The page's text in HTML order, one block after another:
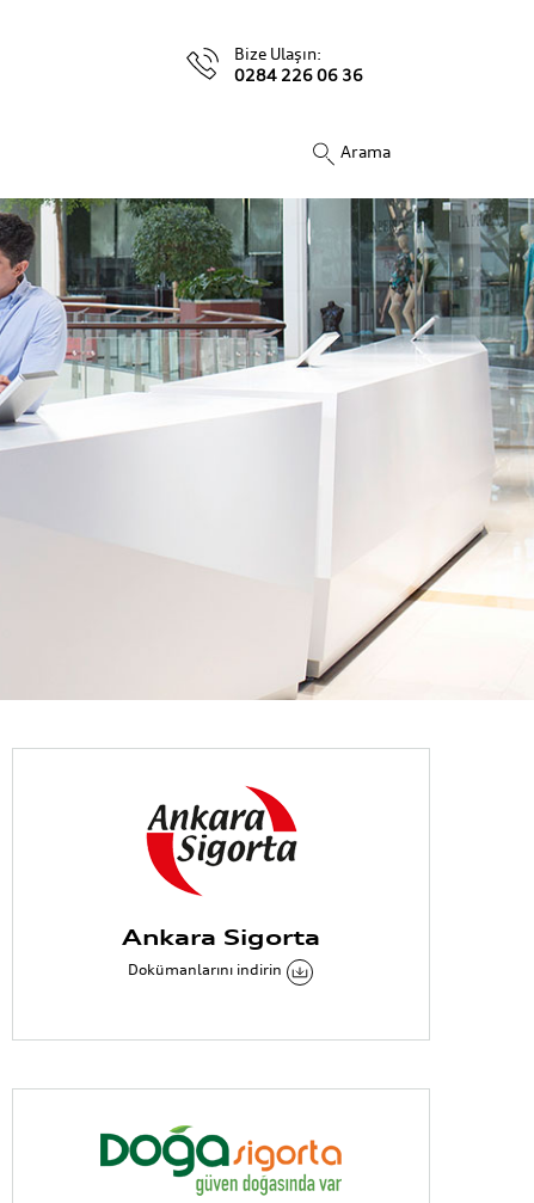
Bize Ulaşın:
0284 226 06 36
Arama
Ankara Sigorta
Dokümanlarını indirin